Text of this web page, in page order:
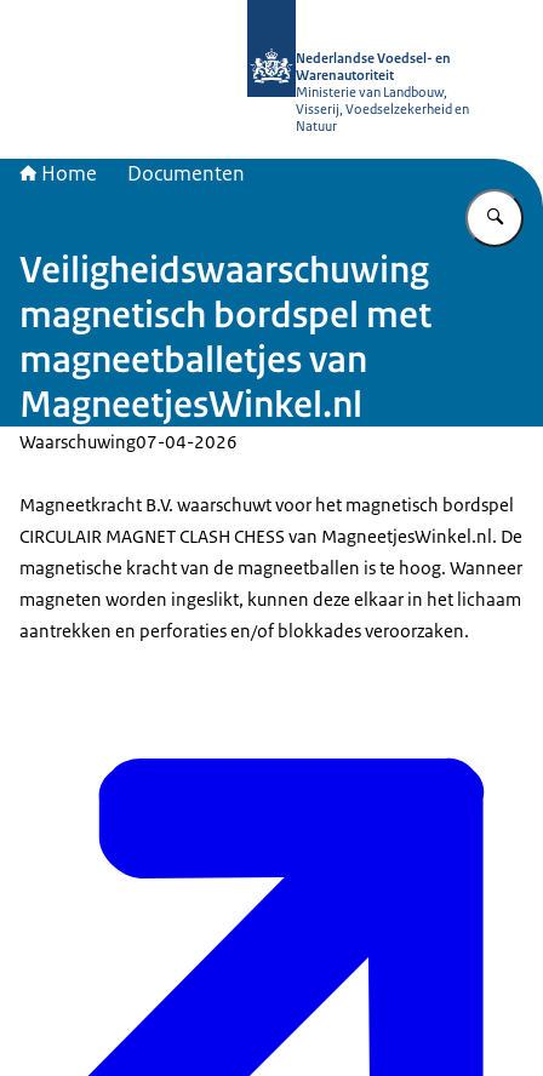
Nederlandse Voedsel- en
Warenautoriteit
Ministerie van Landbouw,
Visserij, Voedselzekerheid en
Natuur
Home Documenten
Veiligheidswaarschuwing
magnetisch bordspel met
magneetballetjes van
MagneetjesWinkel.nl
Waarschuwing07-04-2026
Magneetkracht B.V. waarschuwt voor het magnetisch bordspel
CIRCULAIR MAGNET CLASH CHESS van MagneetjesWinkel.nl. De
magnetische kracht van de magneetballen is te hoog. Wanneer
magneten worden ingeslikt, kunnen deze elkaar in het lichaam
aantrekken en perforaties en/of blokkades veroorzaken.